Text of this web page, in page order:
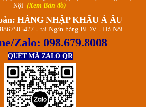
Nội (Xem Bản đồ)
HÀNG NHẬP KHẨU Á ÂU
- tại Ngân hàng BIDV - Hà Nội
Zalo: 098.679.8008
QUÉT MÃ ZALO QR